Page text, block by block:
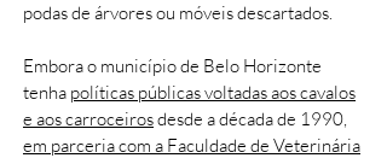
podas de árvores ou móveis descartados.
Embora o município de Belo Horizonte
tenha políticas públicas voltadas aos cavalos
e aos carroceirosdesde a década de 1990,
em parceria com a Faculdade de Veterinária